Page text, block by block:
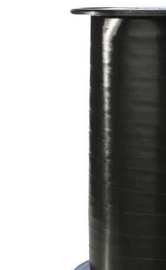
RETROUVEZ
Toutes les collections